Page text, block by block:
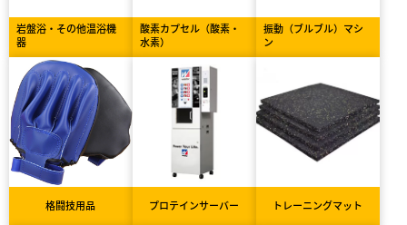
岩盤浴・その他温浴機
器
酸素カプセル（酸素・
水素）
振動（ブルブル）マシ
ン
格闘技用品 プロテインサーバー トレーニングマット